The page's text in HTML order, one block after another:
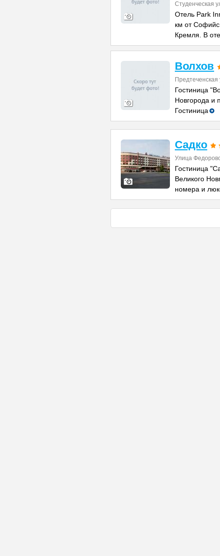
Студенческая
Отель Park
км от
Кремля. В
Волхов
Предтеченская
Гостиница
Новгорода и
Гостиница
Садко
Улица
Гостиница
Великого
номера и